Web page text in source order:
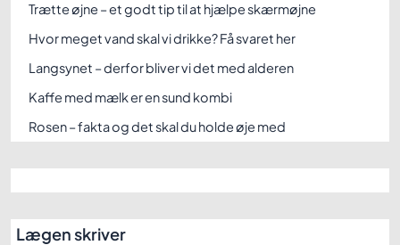
Trætte øjne – et godt tip til at hjælpe skærmøjne
Hvor meget vand skal vi drikke? Få svaret her
Langsynet – derfor bliver vi det med alderen
Kaffe med mælk er en sund kombi
Rosen – fakta og det skal du holde øje med
Lægen skriver